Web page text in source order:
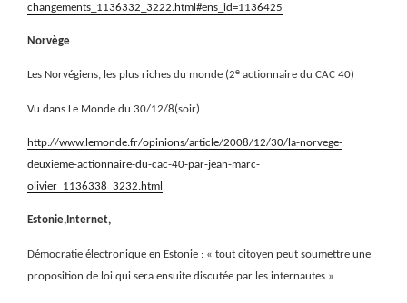
changements_1136332_3222.html#ens_id=1136425
Norvège
Les Norvégiens, les plus riches du monde (2e actionnaire du CAC 40)
Vu dans Le Monde du 30/12/8(soir)
http://www.lemonde.fr/opinions/article/2008/12/30/la-norvege-
deuxieme-actionnaire-du-cac-40-par-jean-marc-
olivier_1136338_3232.html
Estonie,Internet,
Démocratie électronique en Estonie : « tout citoyen peut soumettre une
proposition de loi qui sera ensuite discutée par les internautes »